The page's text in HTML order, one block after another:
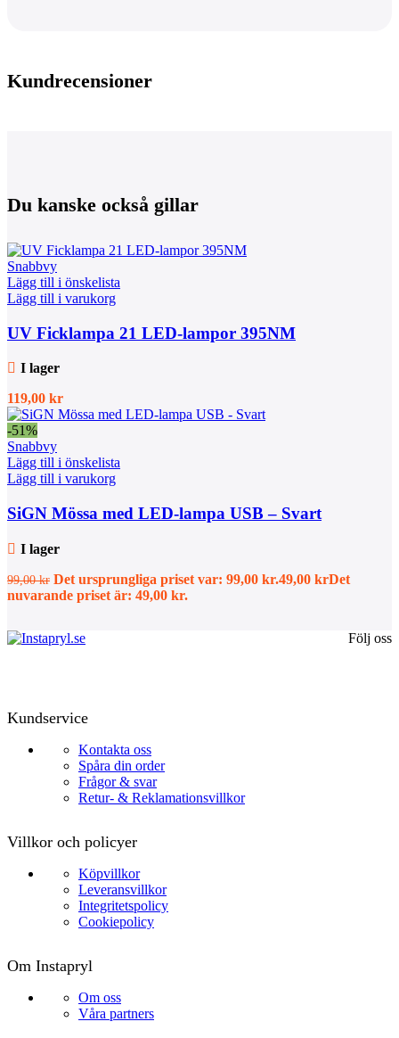
Kundrecensioner
Du kanske också gillar
Snabbvy
Lägg till i önskelista
Lägg till i varukorg
UV Ficklampa 21 LED-lampor 395NM
I lager
119,00 kr
-51%
Snabbvy
Lägg till i önskelista
Lägg till i varukorg
SiGN Mössa med LED-lampa USB – Svart
I lager
99,00kr Det ursprungliga priset var: 99,00 kr.49,00 krDet
nuvarande priset är: 49,00 kr.
Följ oss
Kundservice
Kontakta oss
Spåra din order
Frågor & svar
Retur- & Reklamationsvillkor
Villkor och policyer
Köpvillkor
Leveransvillkor
Integritetspolicy
Cookiepolicy
Om Instapryl
Om oss
Våra partners